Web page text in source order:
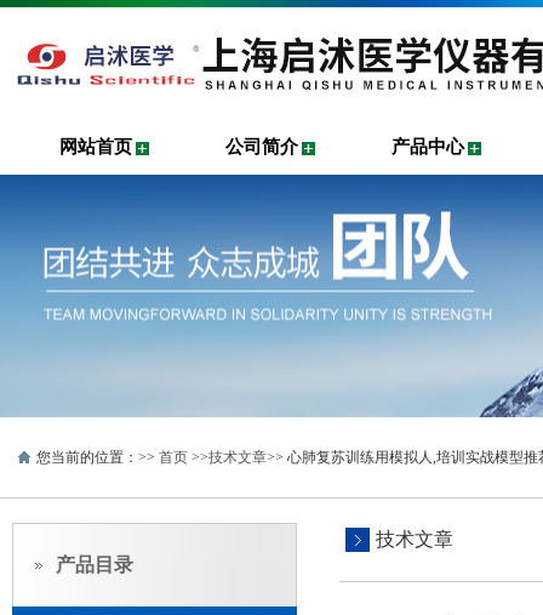
网站首页 公司简介 产品中心
您当前的位置：>> 首页 >>技术文章>> 心肺复苏训练用模拟人,培训实战模型推
产品目录
技术文章